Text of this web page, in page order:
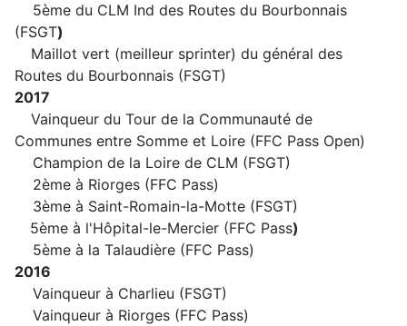
5ème du CLM Ind des Routes du Bourbonnais
(FSGT)
Maillot vert (meilleur sprinter) du général des
Routes du Bourbonnais (FSGT)
2017
Vainqueur du Tour de la Communauté de
Communes entre Somme et Loire (FFC Pass Open)
Champion de la Loire de CLM (FSGT)
2ème à Riorges (FFC Pass)
3ème à Saint-Romain-la-Motte (FSGT)
5ème à l'Hôpital-le-Mercier (FFC Pass)
5ème à la Talaudière (FFC Pass)
2016
Vainqueur à Charlieu (FSGT)
Vainqueur à Riorges (FFC Pass)